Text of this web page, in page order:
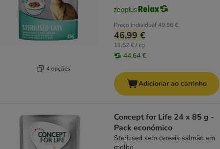
4 opções
Preço individual49,96 €
46,99 €
11,52 € / kg
44,64 €
Adicionar ao carrinho
Concept for Life 24 x 85 g -
Pack económico
Sterilised sem cereais salmão em